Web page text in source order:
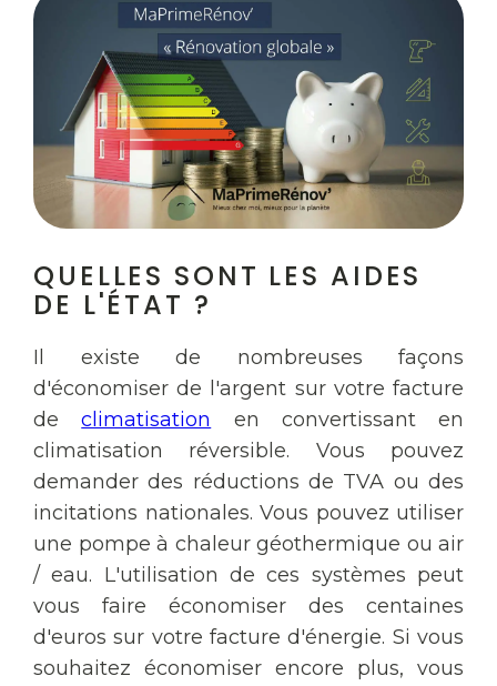
QUELLES SONT LES AIDES
DE L'ÉTAT ?
Il existe de nombreuses façons
d'économiser de l'argent sur votre facture
declimatisation
en convertissant en
climatisation réversible. Vous pouvez
demander des réductions de TVA ou des
incitations nationales. Vous pouvez utiliser
une pompe à chaleur géothermique ou air
/ eau. L'utilisation de ces systèmes peut
vous faire économiser des centaines
d'euros sur votre facture d'énergie. Si vous
souhaitez économiser encore plus, vous